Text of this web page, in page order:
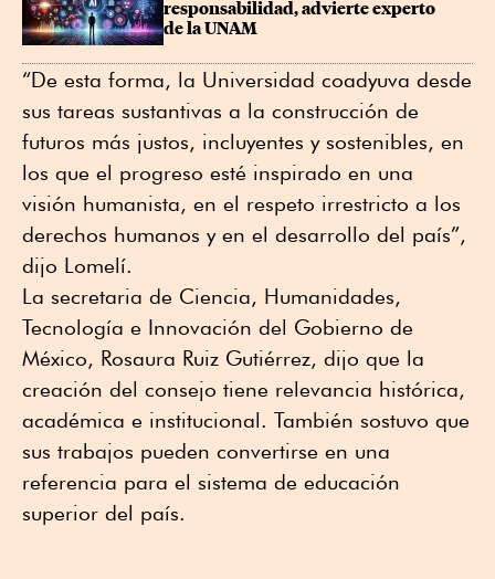
responsabilidad, advierte experto
de la UNAM
“De esta forma, la Universidad coadyuva desde
sus tareas sustantivas a la construcción de
futuros más justos, incluyentes y sostenibles, en
los que el progreso esté inspirado en una
visión humanista, en el respeto irrestricto a los
derechos humanos y en el desarrollo del país”,
dijo Lomelí.
La secretaria de Ciencia, Humanidades,
Tecnología e Innovación del Gobierno de
México, Rosaura Ruiz Gutiérrez, dijo que la
creación del consejo tiene relevancia histórica,
académica e institucional. También sostuvo que
sus trabajos pueden convertirse en una
referencia para el sistema de educación
superior del país.